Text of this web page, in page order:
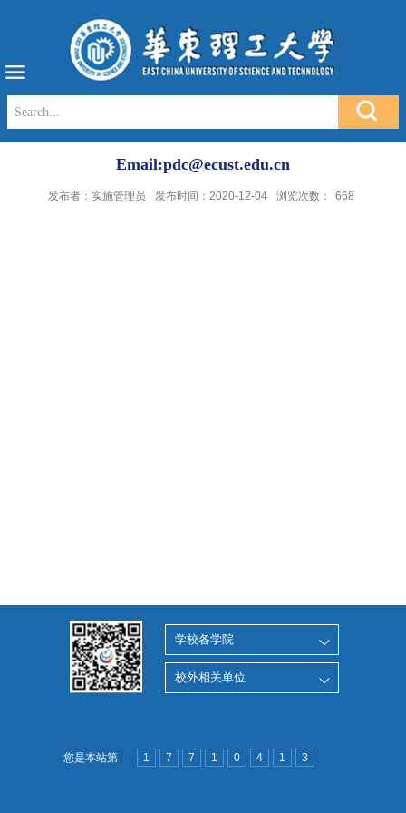
Email:pdc@ecust.edu.cn
发布者：实施管理员 发布时间：2020-12-04 浏览次数： 668
学校各学院
校外相关单位
您是本站第 1 7 7 1 0 4 1 3